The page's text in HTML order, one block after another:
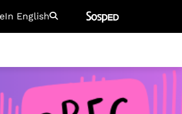
In English Etsi